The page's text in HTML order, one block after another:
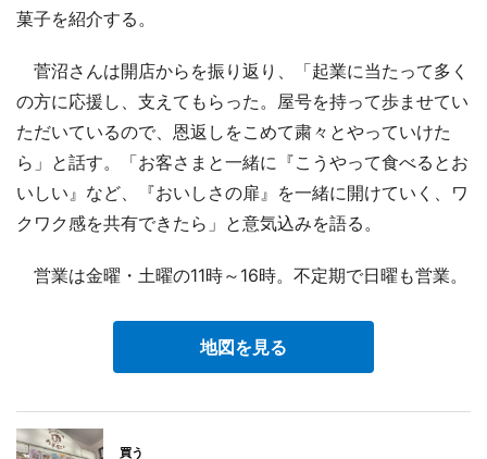
菓子を紹介する。
菅沼さんは開店からを振り返り、「起業に当たって多く
の方に応援し、支えてもらった。屋号を持って歩ませてい
ただいているので、恩返しをこめて粛々とやっていけた
ら」と話す。「お客さまと一緒に『こうやって食べるとお
いしい』など、『おいしさの扉』を一緒に開けていく、ワ
クワク感を共有できたら」と意気込みを語る。
営業は金曜・土曜の11時～16時。不定期で日曜も営業。
地図を見る
買う